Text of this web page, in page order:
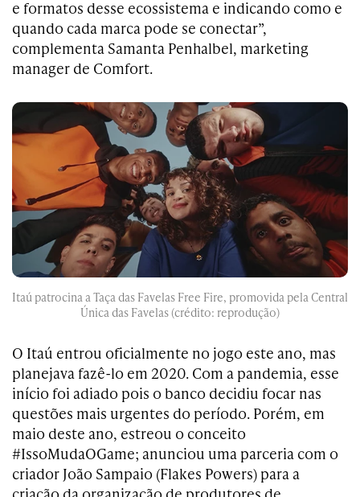
e formatos desse ecossistema e indicando como e
quando cada marca pode se conectar”,
complementa Samanta Penhalbel, marketing
manager de Comfort.
Itaú patrocina a Taça das Favelas Free Fire, promovida pela Central
Única das Favelas (crédito: reprodução)
O Itaú entrou oficialmente no jogo este ano, mas
planejava fazê-lo em 2020. Com a pandemia, esse
início foi adiado pois o banco decidiu focar nas
questões mais urgentes do período. Porém, em
maio deste ano, estreou o conceito
#IssoMudaOGame; anunciou uma parceria com o
criador João Sampaio (Flakes Powers) para a